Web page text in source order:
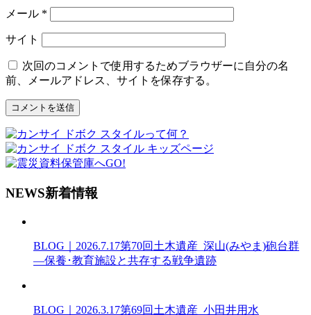
メール *
サイト
次回のコメントで使用するためブラウザーに自分の名
前、メールアドレス、サイトを保存する。
NEWS新着情報
BLOG｜2026.7.17第70回土木遺産_深山(みやま)砲台群
―保養･教育施設と共存する戦争遺跡
BLOG｜2026.3.17第69回土木遺産_小田井用水